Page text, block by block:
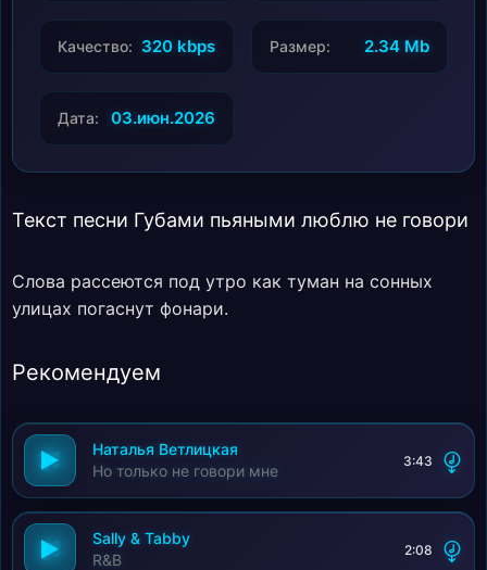
Качество: 320 kbps Размер: 2.34 Mb
Дата: 03.июн.2026
Текст песни Губами пьяными люблю не говори
Слова рассеются под утро как туман на сонных
улицах погаснут фонари.
Рекомендуем
Наталья Ветлицкая
Но только не говори мне
3:43
Sally & Tabby
R&B
2:08